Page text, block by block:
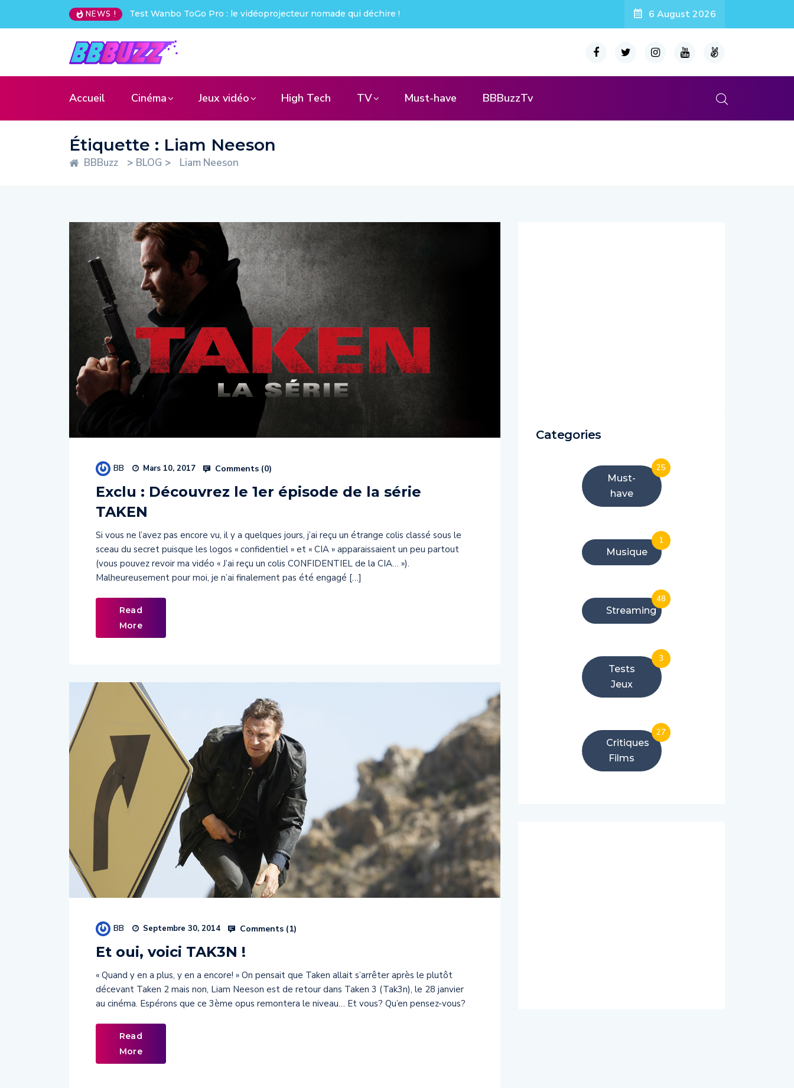
NEWS !
nomade qui déchire !Creative Pebble X : j’ai été choqué ! 6 August 2026
Accueil Cinéma Jeux vidéo High Tech TV Must-have BBBuzzTv
Étiquette : Liam Neeson
BBBuzz > BLOG > Liam Neeson
BB Mars 10, 2017 Comments (0)
Exclu : Découvrez le 1er épisode de la série
TAKEN
Si vous ne l’avez pas encore vu, il y a quelques jours, j’ai reçu un étrange colis classé sous le
sceau du secret puisque les logos « confidentiel » et « CIA » apparaissaient un peu partout
(vous pouvez revoir ma vidéo « J’ai reçu un colis CONFIDENTIEL de la CIA… »).
Malheureusement pour moi, je n’ai finalement pas été engagé […]
Read
More
BB Septembre 30, 2014 Comments (1)
Et oui, voici TAK3N !
« Quand y en a plus, y en a encore! » On pensait que Taken allait s’arrêter après le plutôt
décevant Taken 2 mais non, Liam Neeson est de retour dans Taken 3 (Tak3n), le 28 janvier
au cinéma. Espérons que ce 3ème opus remontera le niveau… Et vous? Qu’en pensez-vous?
Read
More
Categories
Must-
have
25
Musique
1
Streaming
48
Tests
Jeux
3
Critiques
Films
27